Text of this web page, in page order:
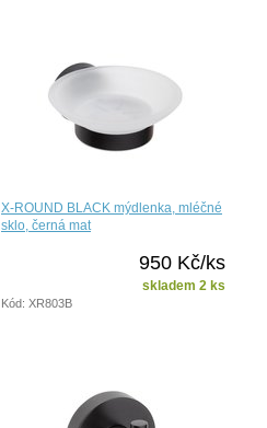
X-ROUND BLACK mýdlenka, mléčné
sklo, černá mat
950 Kč/ks
skladem 2 ks
Kód: XR803B